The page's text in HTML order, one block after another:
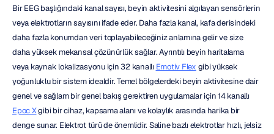
Bir EEG başlığındaki kanal sayısı, beyin aktivitesini algılayan sensörlerin
veya elektrotların sayısını ifade eder. Daha fazla kanal, kafa derisindeki
daha fazla konumdan veri toplayabileceğiniz anlamına gelir ve size
daha yüksek mekansal çözünürlük sağlar. Ayrıntılı beyin haritalama
veya kaynak lokalizasyonu için 32 kanallı Emotiv Flex gibi yüksek
yoğunluklu bir sistem idealdir. Temel bölgelerdeki beyin aktivitesine dair
genel ve sağlam bir genel bakış gerektiren uygulamalar için 14 kanallı
Epoc X gibi bir cihaz, kapsama alanı ve kolaylık arasında harika bir
denge sunar. Elektrot türü de önemlidir. Saline bazlı elektrotlar hızlı, jelsiz